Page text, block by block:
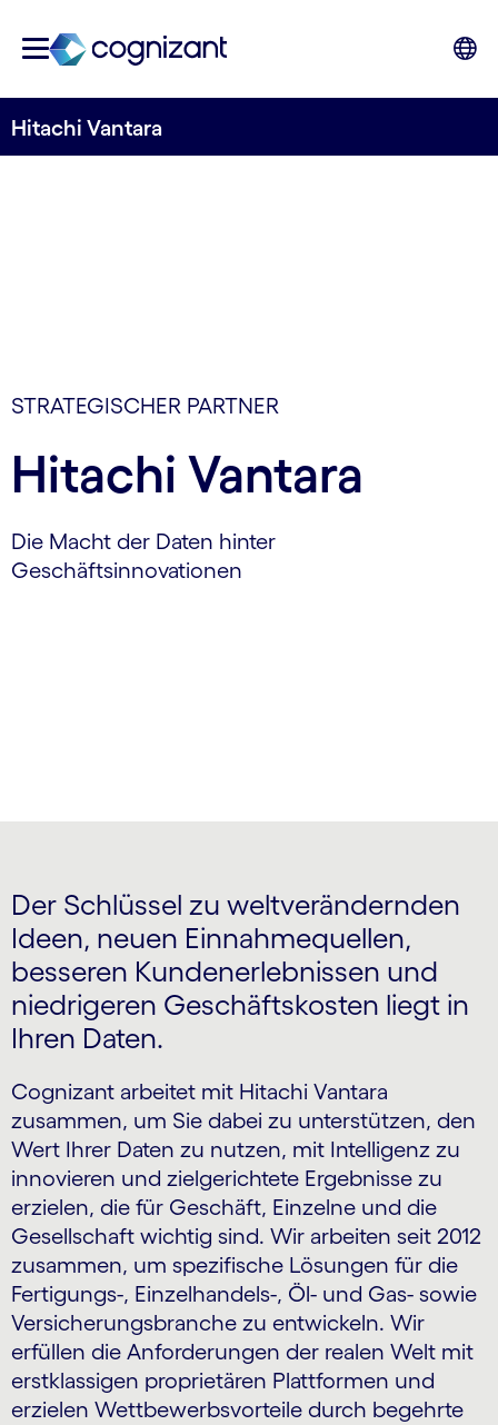
Hitachi Vantara
STRATEGISCHER PARTNER
Hitachi Vantara
Die Macht der Daten hinter
Geschäftsinnovationen
Der Schlüssel zu weltverändernden
Ideen, neuen Einnahmequellen,
besseren Kundenerlebnissen und
niedrigeren Geschäftskosten liegt in
Ihren Daten.
Cognizant arbeitet mit Hitachi Vantara
zusammen, um Sie dabei zu unterstützen, den
Wert Ihrer Daten zu nutzen, mit Intelligenz zu
innovieren und zielgerichtete Ergebnisse zu
erzielen, die für Geschäft, Einzelne und die
Gesellschaft wichtig sind. Wir arbeiten seit 2012
zusammen, um spezifische Lösungen für die
Fertigungs-, Einzelhandels-, Öl- und Gas- sowie
Versicherungsbranche zu entwickeln. Wir
erfüllen die Anforderungen der realen Welt mit
erstklassigen proprietären Plattformen und
erzielen Wettbewerbsvorteile durch begehrte